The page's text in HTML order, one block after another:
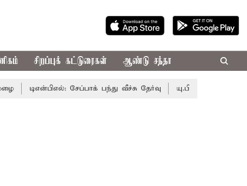
சிறப்புக் கட்டுரைகள் ஆண்டு சந்தா
டிஎன்பிஎல்: சேப்பாக் பந்து வீச்சு தேர்வு யு.பி.ஐ.